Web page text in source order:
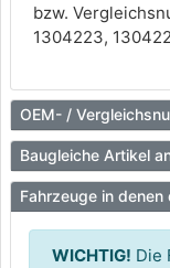
bzw.
1304223,
OEM- /
Baugleiche Artikel
Fahrzeuge in
WICHTIG! Die